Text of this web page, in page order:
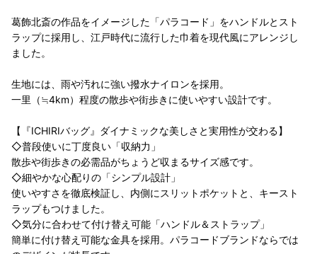
葛飾北斎の作品をイメージした「パラコード」をハンドルとスト
ラップに採用し、江戸時代に流行した巾着を現代風にアレンジし
ました。
生地には、雨や汚れに強い撥水ナイロンを採用。
一里（≒4km）程度の散歩や街歩きに使いやすい設計です。
【『ICHIRIバッグ』ダイナミックな美しさと実用性が交わる】
◇普段使いに丁度良い「収納力」
散歩や街歩きの必需品がちょうど収まるサイズ感です。
◇細やかな心配りの「シンプル設計」
使いやすさを徹底検証し、内側にスリットポケットと、キースト
ラップもつけました。
◇気分に合わせて付け替え可能「ハンドル＆ストラップ」
簡単に付け替え可能な金具を採用。パラコードブランドならでは